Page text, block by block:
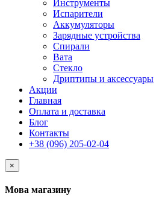
Инструменты
Испарители
Аккумуляторы
Зарядные устройства
Спирали
Вата
Стекло
Дриптипы и аксессуары
Акции
Главная
Оплата и доставка
Блог
Контакты
+38 (096) 205-02-04
×
Мова магазину